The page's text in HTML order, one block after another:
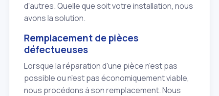
d'autres. Quelle que soit votre installation, nous
avons la solution.
Remplacement de pièces
défectueuses
Lorsque la réparation d'une pièce n'est pas
possible ou n'est pas économiquement viable,
nous procédons à son remplacement. Nous